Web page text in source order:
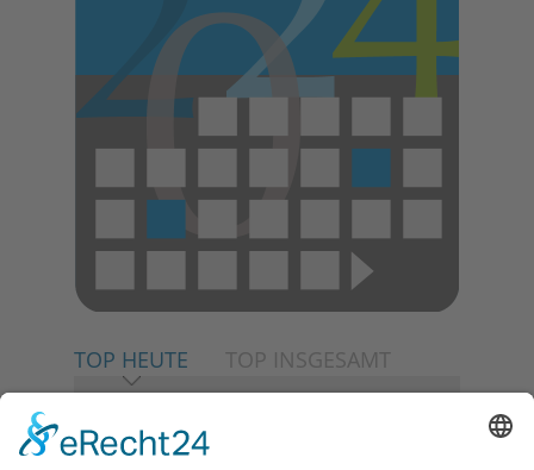
TOP HEUTE TOP INSGESAMT